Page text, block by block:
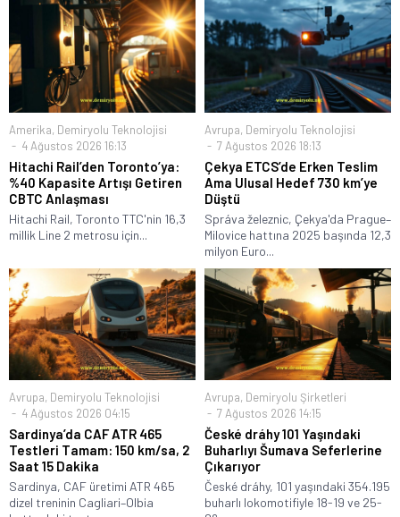
Amerika, Demiryolu Teknolojisi
4 Ağustos 2026 16:13
Hitachi Rail’den Toronto’ya:
%40 Kapasite Artışı Getiren
CBTC Anlaşması
Hitachi Rail, Toronto TTC'nin 16,3
millik Line 2 metrosu için...
Avrupa, Demiryolu Teknolojisi
7 Ağustos 2026 18:13
Çekya ETCS’de Erken Teslim
Ama Ulusal Hedef 730 km’ye
Düştü
Správa železnic, Çekya'da Prague–
Milovice hattına 2025 başında 12,3
milyon Euro...
Avrupa, Demiryolu Teknolojisi
4 Ağustos 2026 04:15
Sardinya’da CAF ATR 465
Testleri Tamam: 150 km/sa, 2
Saat 15 Dakika
Sardinya, CAF üretimi ATR 465
dizel treninin Cagliari–Olbia
Avrupa, Demiryolu Şirketleri
7 Ağustos 2026 14:15
České dráhy 101 Yaşındaki
Buharlıyı Šumava Seferlerine
Çıkarıyor
České dráhy, 101 yaşındaki 354.195
buharlı lokomotifiyle 18-19 ve 25-